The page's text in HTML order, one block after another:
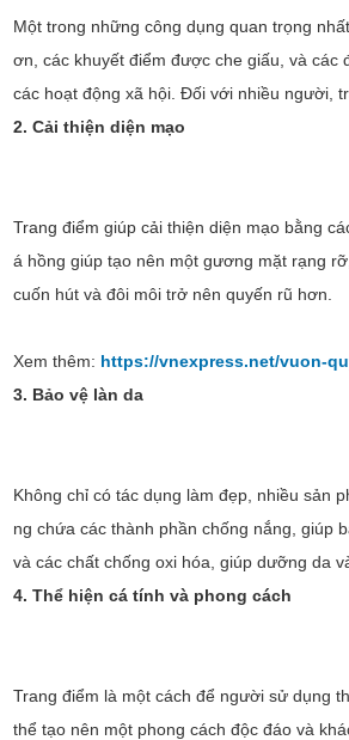
Một trong những công dụng quan trọng
ơn, các khuyết điểm được che giấu, và
các hoạt động xã hội. Đối với nhiều người,
2. Cải thiện diện mạo
Trang điểm giúp cải thiện diện mạo bằng
á hồng giúp tạo nên một gương mặt rạng
cuốn hút và đôi môi trở nên quyến rũ hơn.
Xem thêm: https://vnexpress.net/vuon-
3. Bảo vệ làn da
Không chỉ có tác dụng làm đẹp, nhiều sản
ng chứa các thành phần chống nắng, giúp
và các chất chống oxi hóa, giúp dưỡng da
4. Thể hiện cá tính và phong cách
Trang điểm là một cách để người sử dụng
thể tạo nên một phong cách độc đáo và